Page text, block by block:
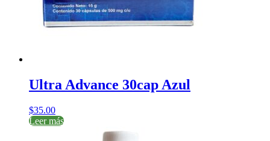
Ultra Advance 30cap Azul
$35.00
Leer más